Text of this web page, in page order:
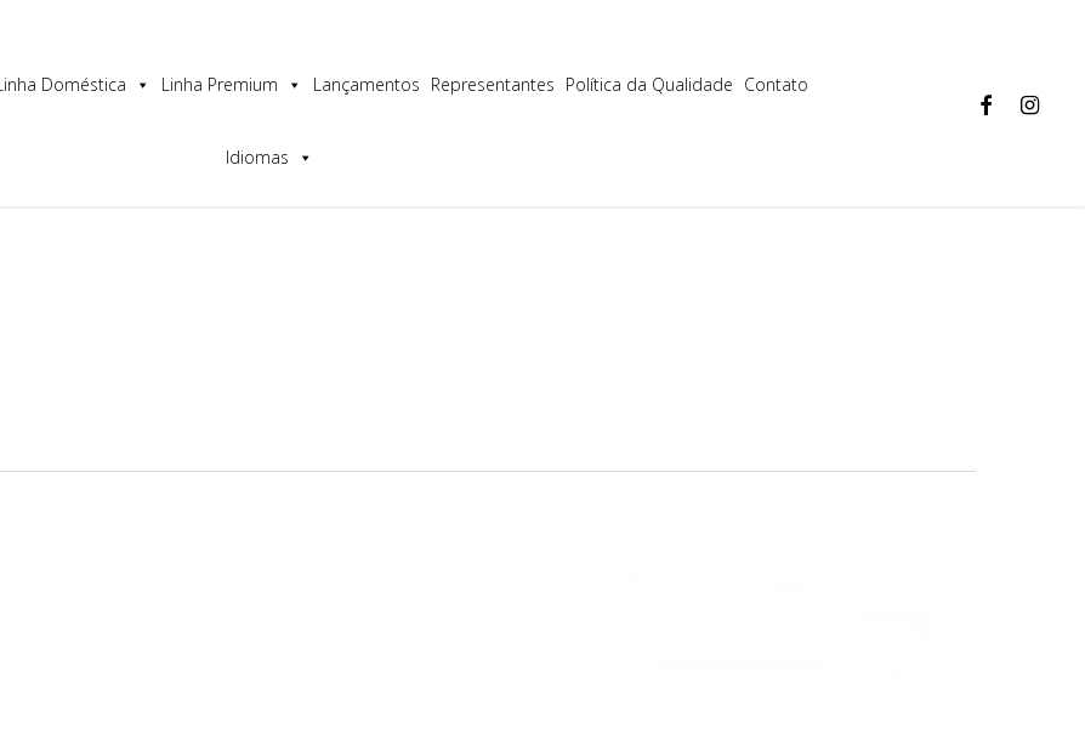
a melhor experiência no nosso site.
Doméstica Linha Premium Lançamentos Representantes Política da Qualidade Contato
Idiomas
facebookinstagram